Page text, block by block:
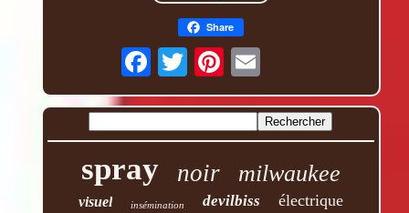
Share
spray noir milwaukee
visuel insémination devilbiss électrique